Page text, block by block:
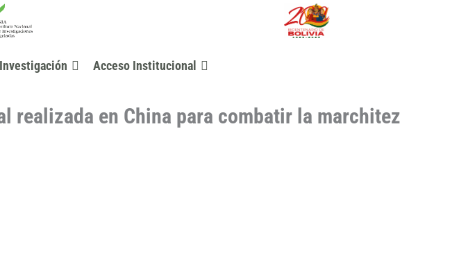
Investigación Acceso Institucional
realizada en China para combatir la marchitez